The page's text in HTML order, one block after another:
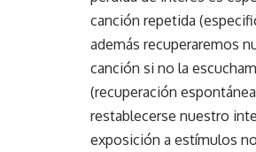
canción repetida
además recuperaremos
canción si no la
(recuperación
restablecerse nuestro
exposición a estímulos